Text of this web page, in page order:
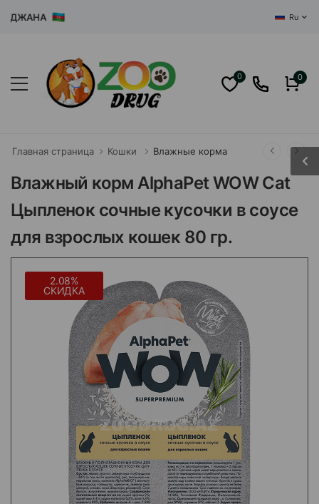
Ru
0 0
Главная страница Кошки Влажные корма
Влажный корм AlphaPet WOW Cat
Цыпленок сочные кусочки в соусе
для взрослых кошек 80 гр.
2.08%
СКИДКА